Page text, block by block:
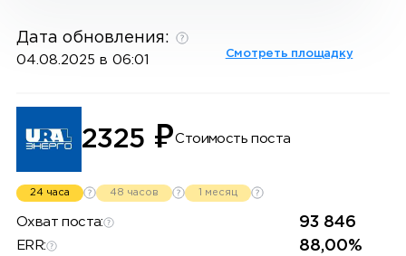
Дата обновления:
04.08.2025 в 06:01 Смотреть площадку
2325 ₽Стоимость поста
24 часа 48 часов 1 месяц
Охват поста: 93 846
ERR: 88,00%